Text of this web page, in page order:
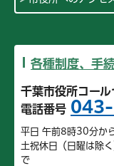
各種制度、手
千葉市役所コール
電話番号
平日 午前8時30分か
土祝休日（日曜は除
で